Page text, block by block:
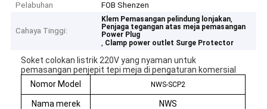
Pelabuhan
FOB Shenzen
Cahaya Tinggi:
Klem Pemasangan pelindung lonjakan,
Penjaga tegangan atas meja pemasangan
Power Plug
, Clamp power outlet Surge Protector
Soket colokan listrik 220V yang nyaman untuk
pemasangan penjepit tepi meja di pengaturan komersial
Nomor Model
NWS-SCP2
Nama merek NWS